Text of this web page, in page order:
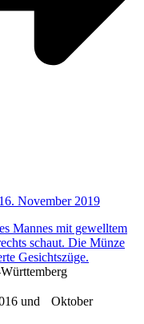
November 2019
und Oktober